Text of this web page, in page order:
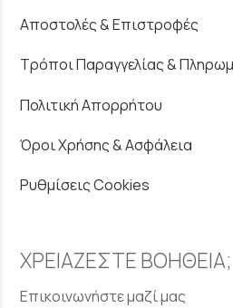
Αποστολές & Επιστροφές
Τρόποι Παραγγελίας &
Πολιτική Απορρήτου
Όροι Χρήσης & Ασφάλεια
Ρυθμίσεις Cookies
ΧΡΕΙΑΖΕΣΤΕ ΒΟΗΘΕΙΑ;
Επικοινωνήστε μαζί μας